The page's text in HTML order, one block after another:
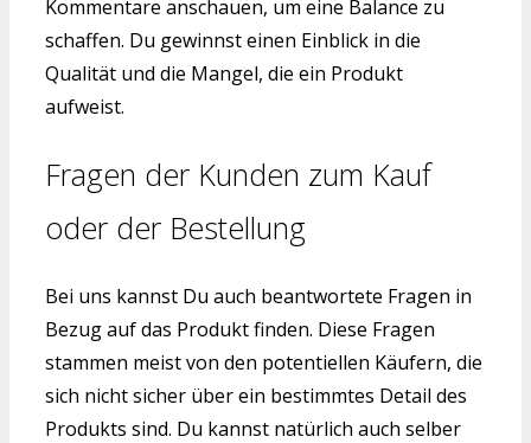
Kommentare anschauen, um eine Balance zu
schaffen. Du gewinnst einen Einblick in die
Qualität und die Mangel, die ein Produkt
aufweist.
Fragen der Kunden zum Kauf
oder der Bestellung
Bei uns kannst Du auch beantwortete Fragen in
Bezug auf das Produkt finden. Diese Fragen
stammen meist von den potentiellen Käufern, die
sich nicht sicher über ein bestimmtes Detail des
Produkts sind. Du kannst natürlich auch selber